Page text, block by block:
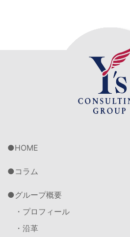
HOME
コラム
グループ概要
・プロフィール
・沿革